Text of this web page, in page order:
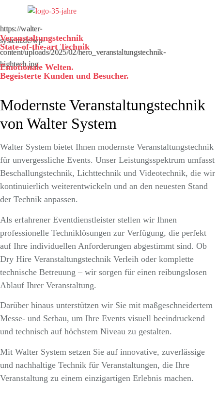
https://walter-
system.de/wp-
content/uploads/2025/02/hero_veranstaltungstechnik-
hightech.jpg
Veranstaltungstechnik
State-of-the-art Technik
Emotionale Welten.
Begeisterte Kunden und Besucher.
Modernste Veranstaltungstechnik
von Walter System
Walter System bietet Ihnen modernste Veranstaltungstechnik
für unvergessliche Events. Unser Leistungsspektrum umfasst
Beschallungstechnik, Lichttechnik und Videotechnik, die wir
kontinuierlich weiterentwickeln und an den neuesten Stand
der Technik anpassen.
Als erfahrener Eventdienstleister stellen wir Ihnen
professionelle Techniklösungen zur Verfügung, die perfekt
auf Ihre individuellen Anforderungen abgestimmt sind. Ob
Dry Hire Veranstaltungstechnik Verleih oder komplette
technische Betreuung – wir sorgen für einen reibungslosen
Ablauf Ihrer Veranstaltung.
Darüber hinaus unterstützen wir Sie mit maßgeschneidertem
Messe- und Setbau, um Ihre Events visuell beeindruckend
und technisch auf höchstem Niveau zu gestalten.
Mit Walter System setzen Sie auf innovative, zuverlässige
und nachhaltige Technik für Veranstaltungen, die Ihre
Veranstaltung zu einem einzigartigen Erlebnis machen.